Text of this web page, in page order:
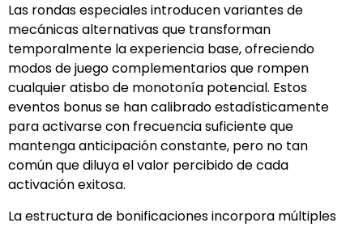
Las rondas especiales introducen variantes de
mecánicas alternativas que transforman
temporalmente la experiencia base, ofreciendo
modos de juego complementarios que rompen
cualquier atisbo de monotonía potencial. Estos
eventos bonus se han calibrado estadísticamente
para activarse con frecuencia suficiente que
mantenga anticipación constante, pero no tan
común que diluya el valor percibido de cada
activación exitosa.
La estructura de bonificaciones incorpora múltiples